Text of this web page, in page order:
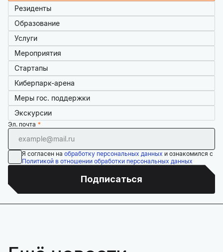
Резиденты
Образование
Услуги
Мероприятия
Стартапы
Киберпарк-арена
Меры гос. поддержки
Экскурсии
Эл. почта
Я согласен на обработку персональных данных и ознакомился с
Политикой в отношении обработки персональных данных
Подписаться